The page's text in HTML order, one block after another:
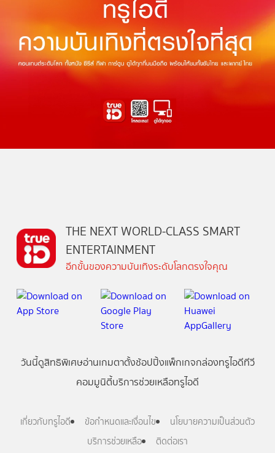
THE NEXT WORLD-CLASS SMART
ENTERTAINMENT
อีกขั้นของความบันเทิงระดับโลกตรงใจคุณ
วันนี้ดูสิทธิพิเศษอ่านเกมตาตั้งช้อปปิ้งแพ็กเกจกล่องทรูไอดีทีวี
คอมมูนิตี้บริการช่วยเหลือทรูไอดี
เกี่ยวกับทรูไอดี ข้อกำหนดและเงื่อนไข
นโยบายความเป็นส่วนตัว
บริการช่วยเหลือ
ติดต่อเรา